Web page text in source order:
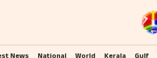
News National World Kerala Gulf